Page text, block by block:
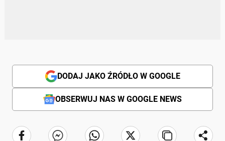
DODAJ JAKO ŹRÓDŁO W GOOGLE
OBSERWUJ NAS W GOOGLE NEWS